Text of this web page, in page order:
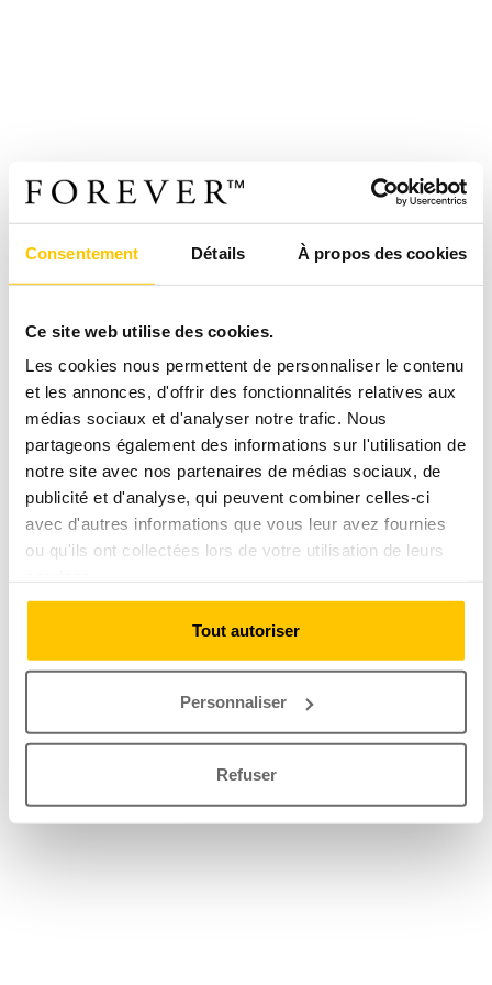
Consentement Détails À propos des cookies
Ce site web utilise des cookies.
Les cookies nous permettent de personnaliser le contenu
et les annonces, d'offrir des fonctionnalités relatives aux
médias sociaux et d'analyser notre trafic. Nous
partageons également des informations sur l'utilisation de
notre site avec nos partenaires de médias sociaux, de
publicité et d'analyse, qui peuvent combiner celles-ci
avec d'autres informations que vous leur avez fournies
ou qu'ils ont collectées lors de votre utilisation de leurs
Tout autoriser
Personnaliser
Refuser